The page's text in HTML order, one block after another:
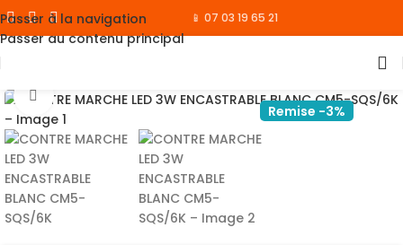
Passer à la navigation
Passer au contenu principal
📱 07 03 19 65 21
Remise -3%
Cliquez pour agrandir